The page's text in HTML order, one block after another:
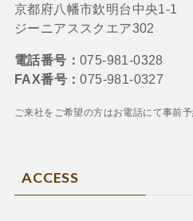
京都府八幡市欽明台中央1-1
ジーニアススクエア302
電話番号： 075-981-0328
FAX番号：075-981-0327
ご来社をご希望の方はお電話にて事前
ACCESS